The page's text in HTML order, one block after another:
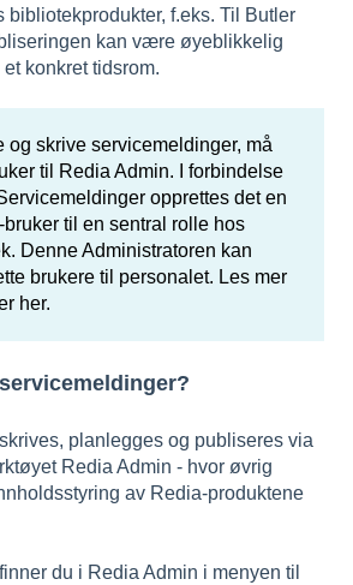
bibliotekprodukter, f.eks. Til Butler
kan være øyeblikkelig
konkret tidsrom.
og skrive servicemeldinger, må
til Redia Admin. I forbindelse
opprettes det en
til en sentral rolle hos
Denne Administratoren kan
brukere til personalet. Les mer
her.
planlegges og publiseres via
Redia Admin - hvor øvrig
av Redia-produktene
du i Redia Admin i menyen til